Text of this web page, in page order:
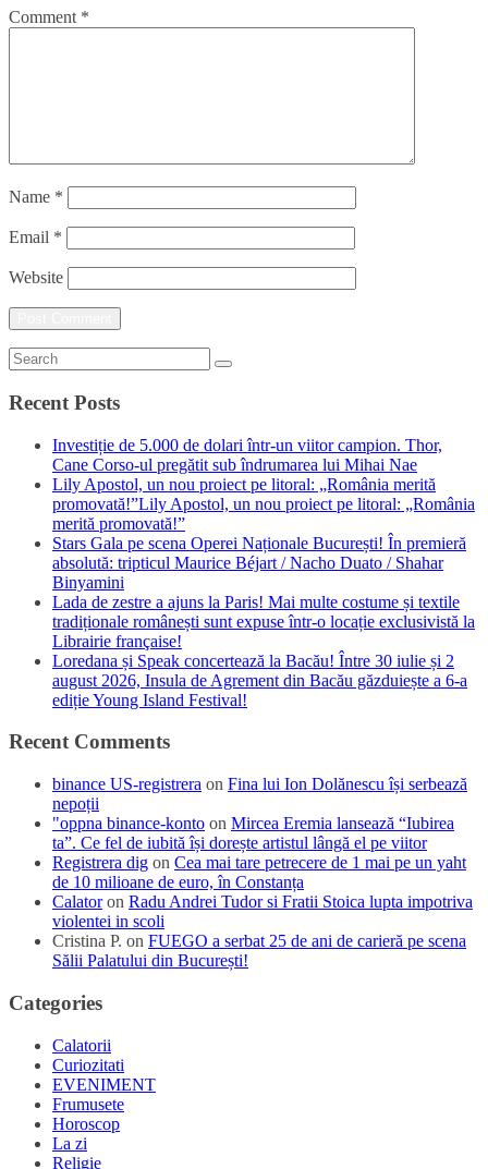
Comment *
Name *
Email *
Website
Recent Posts
Investiție de 5.000 de dolari într-un viitor campion. Thor,
Cane Corso-ul pregătit sub îndrumarea lui Mihai Nae
Lily Apostol, un nou proiect pe litoral: „România merită
promovată!”Lily Apostol, un nou proiect pe litoral: „România
merită promovată!”
Stars Gala pe scena Operei Naționale București! În premieră
absolută: tripticul Maurice Béjart / Nacho Duato / Shahar
Binyamini
Lada de zestre a ajuns la Paris! Mai multe costume și textile
tradiționale românești sunt expuse într-o locație exclusivistă la
Librairie française!
Loredana și Speak concertează la Bacău! Între 30 iulie și 2
august 2026, Insula de Agrement din Bacău găzduiește a 6-a
ediție Young Island Festival!
Recent Comments
binance US-registrera on Fina lui Ion Dolănescu își serbează
nepoții
"oppna binance-konto on Mircea Eremia lansează “Iubirea
ta”. Ce fel de iubită își dorește artistul lângă el pe viitor
Registrera dig on Cea mai tare petrecere de 1 mai pe un yaht
de 10 milioane de euro, în Constanța
Calatoron Radu Andrei Tudor si Fratii Stoica lupta impotriva
violentei in scoli
Cristina P. on FUEGO a serbat 25 de ani de carieră pe scena
Sălii Palatului din București!
Categories
Calatorii
Curiozitati
EVENIMENT
Frumusete
Horoscop
La zi
Religie